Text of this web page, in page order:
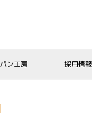
パン工房 採用情報